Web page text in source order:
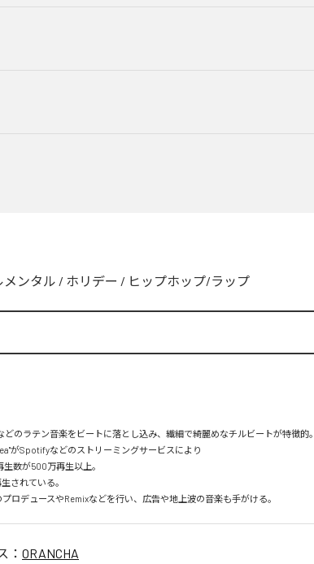
メンタル / ホリデー / ヒップホップ/ラップ
どのラテン音楽をビートに落とし込み、繊細で綺麗めなチルビートが特徴的。
がSpotifyなどのストリーミングサービスにより
数が500万再生以上。
されている。
ロデュースやRemixなどを行い、広告や地上波の音楽も手がける。
： ORANCHA